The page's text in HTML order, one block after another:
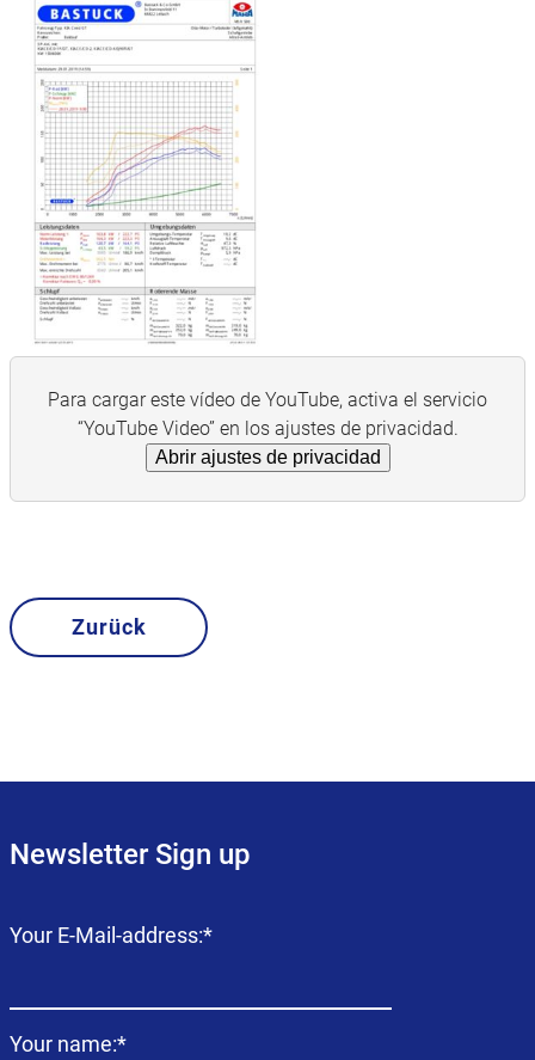
Para cargar este vídeo de YouTube, activa el servicio
“YouTube Video” en los ajustes de privacidad.
Abrir ajustes de privacidad
Zurück
Newsletter Sign up
Campo
Your E-Mail-address:*
Campo
Your name:*